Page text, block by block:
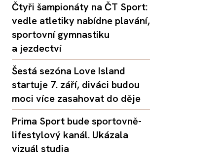
Čtyři šampionáty na ČT Sport:
vedle atletiky nabídne plavání,
sportovní gymnastiku
a jezdectví
Šestá sezóna Love Island
startuje 7. září, diváci budou
moci více zasahovat do děje
Prima Sport bude sportovně-
lifestylový kanál. Ukázala
vizuál studia